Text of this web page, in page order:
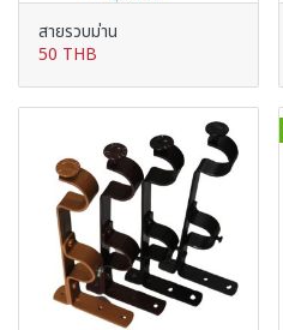
สายรวบม่าน
50 THB